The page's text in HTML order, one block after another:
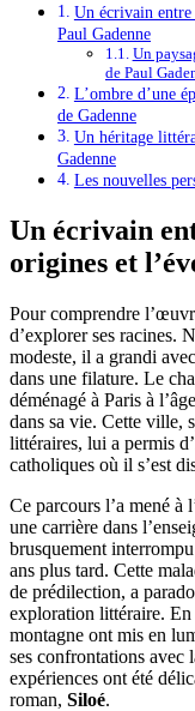
Un écrivain
Paul Gadenne
Un
de Paul
L’ombre d’une
de Gadenne
Un héritage
Gadenne
Les nouvelles
Un écrivain
origines et
Pour comprendre
d’explorer ses racines.
modeste, il a grandi
dans une filature. Le
déménagé à Paris à
dans sa vie. Cette ville,
littéraires, lui a permis
catholiques où il s’est
Ce parcours l’a mené à
une carrière dans
brusquement
ans plus tard. Cette
de prédilection, a
exploration littéraire. En
montagne ont mis en
ses confrontations avec
expériences ont été
roman, Siloé.